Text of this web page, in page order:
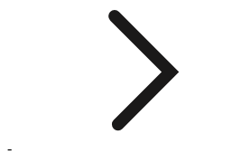
-